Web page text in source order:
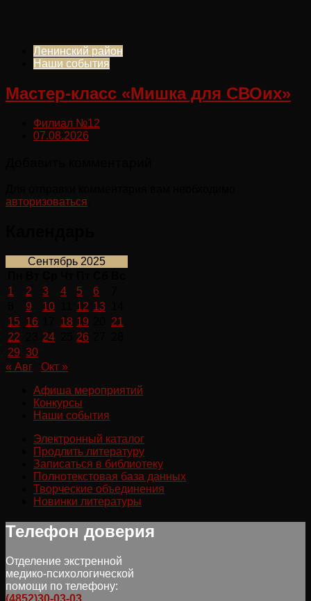
Ленинский район
Наши события
Мастер-класс «Мишка для СВОих»
Филиал №12
07.08.2026
авторизоваться
Сентябрь 2025
1
2 3 4 5 6
9 10 12 13
15 16 18 19
21
22
24 26
29 30
« Авг
Окт »
Афиша мероприятий
Конкурсы
Наши события
Электронный каталог
Продлить литературу
Записаться в библиотеку
Полнотекстовая база данных
Творческие объединения
Новинки литературы
Телефон доверия
Отделение экстренной
медико-психологической
помощи по телефону:
(4852)30-03-03